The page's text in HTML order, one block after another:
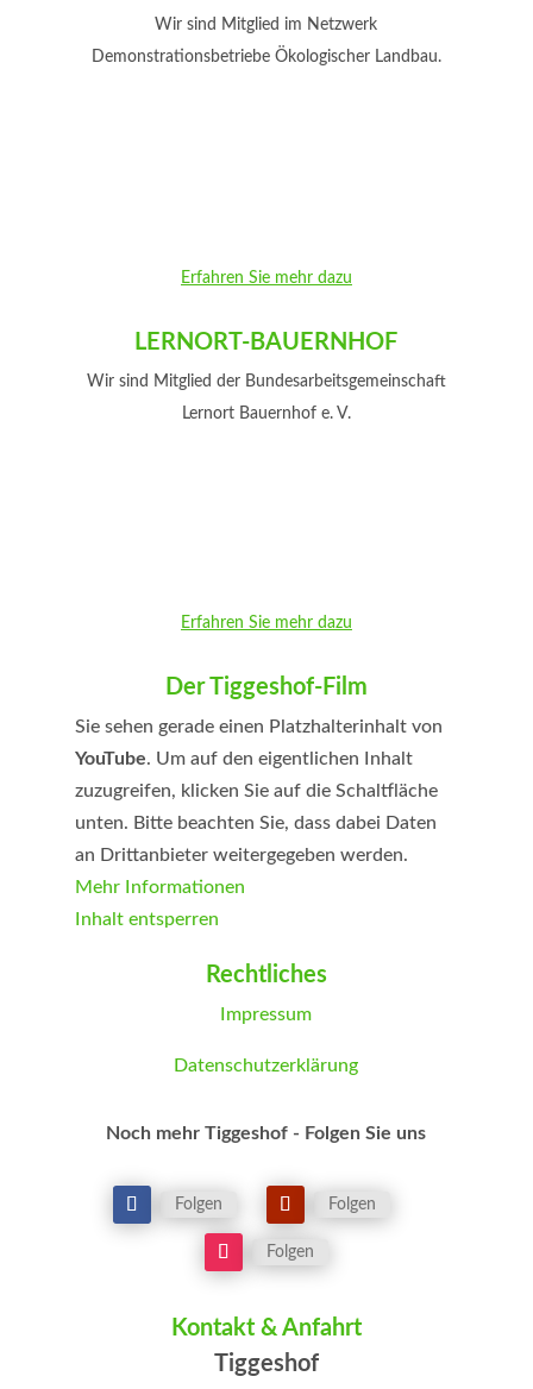
Wir sind Mitglied im Netzwerk
Demonstrationsbetriebe Ökologischer Landbau.
Erfahren Sie mehr dazu
LERNORT-BAUERNHOF
Wir sind Mitglied der Bundesarbeitsgemeinschaft
Lernort Bauernhof e. V.
Erfahren Sie mehr dazu
Der Tiggeshof-Film
Sie sehen gerade einen Platzhalterinhalt von
YouTube. Um auf den eigentlichen Inhalt
zuzugreifen, klicken Sie auf die Schaltfläche
unten. Bitte beachten Sie, dass dabei Daten
an Drittanbieter weitergegeben werden.
Mehr Informationen
Inhalt entsperren
Inhalte entsperrenRechtliches
Impressum
Datenschutzerklärung
Noch mehr Tiggeshof - Folgen Sie uns
Folgen Folgen
Folgen
Kontakt & Anfahrt
Tiggeshof